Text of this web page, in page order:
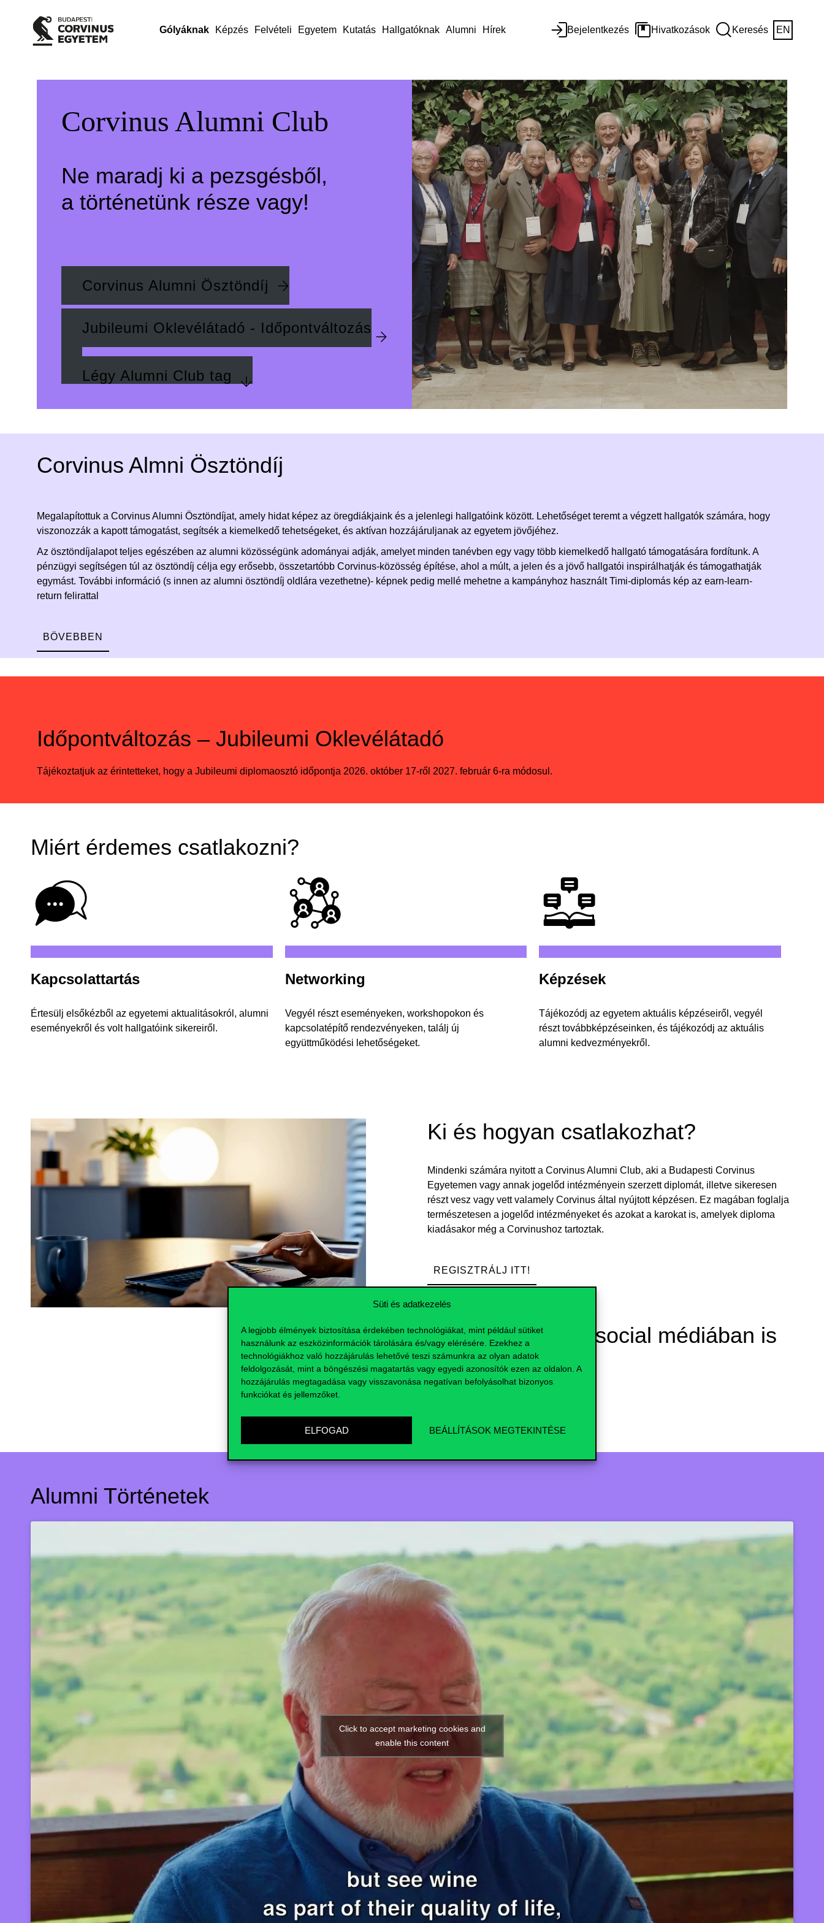
Süti és adatkezelés
A legjobb élmények biztosítása érdekében technológiákat, mint például sütiket
használunk az eszközinformációk tárolására és/vagy elérésére. Ezekhez a
technológiákhoz való hozzájárulás lehetővé teszi számunkra az olyan adatok
feldolgozását, mint a böngészési magatartás vagy egyedi azonosítók ezen az oldalon. A
hozzájárulás megtagadása vagy visszavonása negatívan befolyásolhat bizonyos
funkciókat és jellemzőket.
ELFOGAD BEÁLLÍTÁSOK MEGTEKINTÉSE
Gólyáknak Képzés Felvételi Egyetem Kutatás Hallgatóknak Alumni Hírek Bejelentkezés Hivatkozások Keresés EN
Corvinus Alumni Club
Ne maradj ki a pezsgésből,
a történetünk része vagy!
Corvinus Alumni Ösztöndíj
Jubileumi Oklevélátadó - Időpontváltozás
Légy Alumni Club tag
Corvinus Almni Ösztöndíj
Megalapítottuk a Corvinus Alumni Ösztöndíjat, amely hidat képez az öregdiákjaink és a jelenlegi hallgatóink között. Lehetőséget teremt a végzett hallgatók számára, hogy
viszonozzák a kapott támogatást, segítsék a kiemelkedő tehetségeket, és aktívan hozzájáruljanak az egyetem jövőjéhez.
Az ösztöndíjalapot teljes egészében az alumni közösségünk adományai adják, amelyet minden tanévben egy vagy több kiemelkedő hallgató támogatására fordítunk. A
pénzügyi segítségen túl az ösztöndíj célja egy erősebb, összetartóbb Corvinus-közösség építése, ahol a múlt, a jelen és a jövő hallgatói inspirálhatják és támogathatják
egymást. További információ (s innen az alumni ösztöndíj oldlára vezethetne)- képnek pedig mellé mehetne a kampányhoz használt Timi-diplomás kép az earn-learn-
return felirattal
BÖVEBBEN
Időpontváltozás – Jubileumi Oklevélátadó
Tájékoztatjuk az érintetteket, hogy a Jubileumi diplomaosztó időpontja 2026. október 17-ről 2027. február 6-ra módosul.
Miért érdemes csatlakozni?
Kapcsolattartás
Értesülj elsőkézből az egyetemi aktualitásokról, alumni
eseményekről és volt hallgatóink sikereiről.
Networking
Vegyél részt eseményeken, workshopokon és
kapcsolatépítő rendezvényeken, találj új
együttműködési lehetőségeket.
Képzések
Tájékozódj az egyetem aktuális képzéseiről, vegyél
részt továbbképzéseinken, és tájékozódj az aktuális
alumni kedvezményekről.
Ki és hogyan csatlakozhat?
Mindenki számára nyitott a Corvinus Alumni Club, aki a Budapesti Corvinus
Egyetemen vagy annak jogelőd intézményein szerzett diplomát, illetve sikeresen
részt vesz vagy vett valamely Corvinus által nyújtott képzésen. Ez magában foglalja
természetesen a jogelőd intézményeket és azokat a karokat is, amelyek diploma
kiadásakor még a Corvinushoz tartoztak.
REGISZTRÁLJ ITT!
Kövess minket a social médiában is
FACEBOOK
Alumni Történetek
Click to accept marketing cookies and
enable this content